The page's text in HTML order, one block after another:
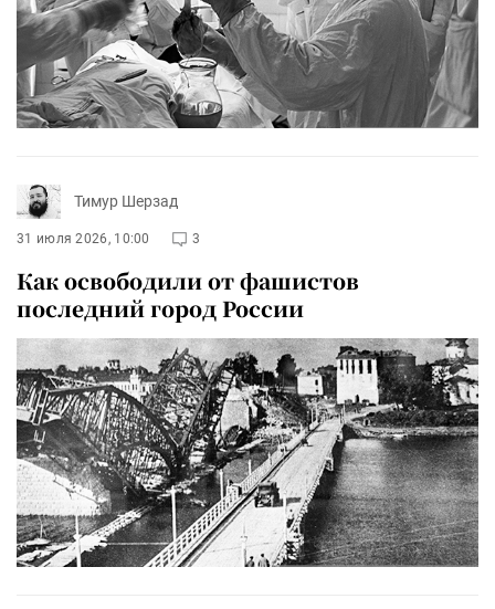
Тимур Шерзад
31 июля 2026, 10:00 3
Как освободили от фашистов
последний город России